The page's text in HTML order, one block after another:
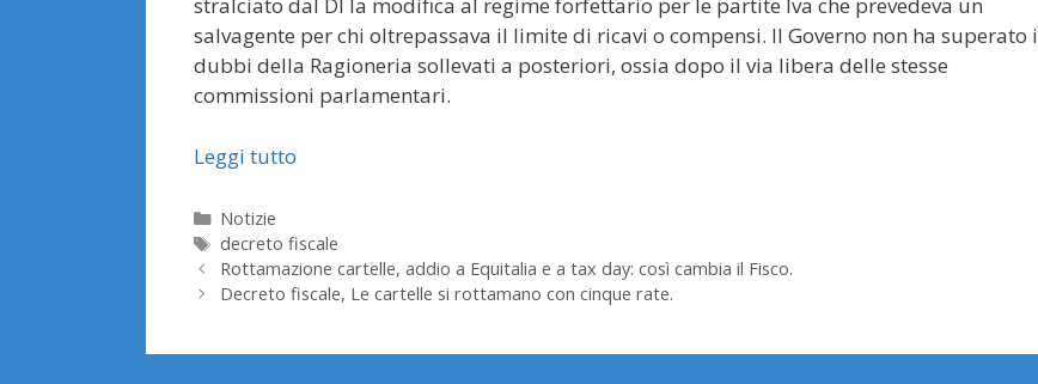
stralciato dal Dl la modifica al regime forfettario per le partite Iva che prevedeva un
salvagente per chi oltrepassava il limite di ricavi o compensi. Il Governo non ha superato i
dubbi della Ragioneria sollevati a posteriori, ossia dopo il via libera delle stesse
commissioni parlamentari.
Leggi tutto
Categorie
Notizie
Tag
decreto fiscale
Rottamazione cartelle, addio a Equitalia e a tax day: così cambia il Fisco.
Decreto fiscale, Le cartelle si rottamano con cinque rate.